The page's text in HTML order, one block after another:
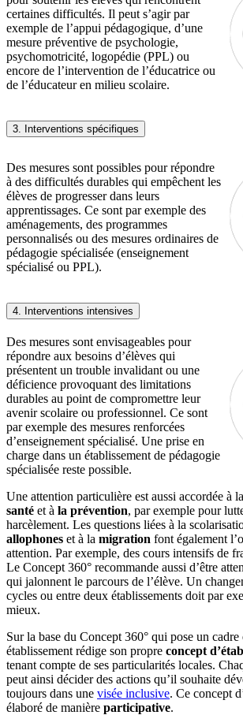
certaines difficultés. Il peut s’agir par
exemple de l’appui pédagogique, d’une
mesure préventive de psychologie,
psychomotricité, logopédie (PPL) ou
encore de l’intervention de l’éducatrice ou
de l’éducateur en milieu scolaire.
3. Interventions spécifiques
Des mesures sont possibles pour répondre
à des difficultés durables qui empêchent les
élèves de progresser dans leurs
apprentissages. Ce sont par exemple des
aménagements, des programmes
personnalisés ou des mesures ordinaires de
pédagogie spécialisée (enseignement
spécialisé ou PPL).
4. Interventions intensives
Des mesures sont envisageables pour
répondre aux besoins d’élèves qui
présentent un trouble invalidant ou une
déficience provoquant des limitations
durables au point de compromettre leur
avenir scolaire ou professionnel. Ce sont
par exemple des mesures renforcées
d’enseignement spécialisé. Une prise en
charge dans un établissement de pédagogie
spécialisée reste possible.
Une attention particulière est aussi accordée à la
santé et à la prévention, par exemple pour
harcèlement. Les questions liées à la
allophones et à la migration font également
attention. Par exemple, des cours intensifs de
Le Concept 360° recommande aussi d’être
qui jalonnent le parcours de l’élève. Un
cycles ou entre deux établissements doit par
mieux.
Sur la base du Concept 360° qui pose un
établissement rédige son propre concept
tenant compte de ses particularités locales.
peut ainsi décider des actions qu’il souhaite
toujours dans une visée inclusive. Ce concept
élaboré de manière participative.